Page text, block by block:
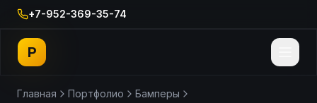
+7-952-369-35-74
P
Главная Портфолио
Бамперы